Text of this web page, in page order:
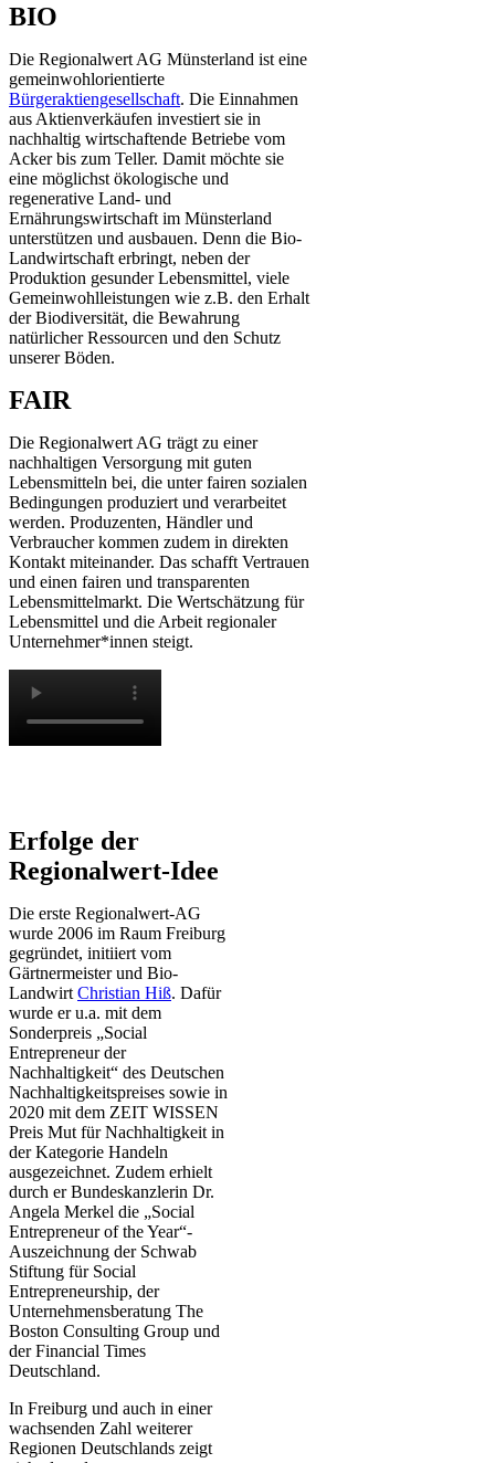
BIO
Die Regionalwert AG Münsterland ist eine
gemeinwohlorientierte
Bürgeraktiengesellschaft. Die Einnahmen
aus Aktienverkäufen investiert sie in
nachhaltig wirtschaftende Betriebe vom
Acker bis zum Teller. Damit möchte sie
eine möglichst ökologische und
regenerative Land- und
Ernährungswirtschaft im Münsterland
unterstützen und ausbauen. Denn die Bio-
Landwirtschaft erbringt, neben der
Produktion gesunder Lebensmittel, viele
Gemeinwohlleistungen wie z.B. den Erhalt
der Biodiversität, die Bewahrung
natürlicher Ressourcen und den Schutz
unserer Böden.
FAIR
Die Regionalwert AG trägt zu einer
nachhaltigen Versorgung mit guten
Lebensmitteln bei, die unter fairen sozialen
Bedingungen produziert und verarbeitet
werden. Produzenten, Händler und
Verbraucher kommen zudem in direkten
Kontakt miteinander. Das schafft Vertrauen
und einen fairen und transparenten
Lebensmittelmarkt. Die Wertschätzung für
Lebensmittel und die Arbeit regionaler
Unternehmer*innen steigt.
Erfolge der
Regionalwert-Idee
Die erste Regionalwert-AG
wurde 2006 im Raum Freiburg
gegründet, initiiert vom
Gärtnermeister und Bio-
Landwirt Christian Hiß. Dafür
wurde er u.a. mit dem
Sonderpreis „Social
Entrepreneur der
Nachhaltigkeit“ des Deutschen
Nachhaltigkeitspreises sowie in
2020 mit dem ZEIT WISSEN
Preis Mut für Nachhaltigkeit in
der Kategorie Handeln
ausgezeichnet. Zudem erhielt
durch er Bundeskanzlerin Dr.
Angela Merkel die „Social
Entrepreneur of the Year“-
Auszeichnung der Schwab
Stiftung für Social
Entrepreneurship, der
Unternehmensberatung The
Boston Consulting Group und
der Financial Times
Deutschland.
In Freiburg und auch in einer
wachsenden Zahl weiterer
Regionen Deutschlands zeigt